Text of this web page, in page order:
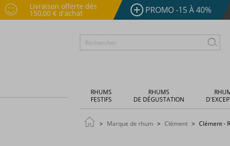
Livraison offerte dès
150,00 € d'achat PROMO -15 À 40%
RHUMS
FESTIFS
RHUMS
DE DÉGUSTATION
Marque de rhum Clément Clément -